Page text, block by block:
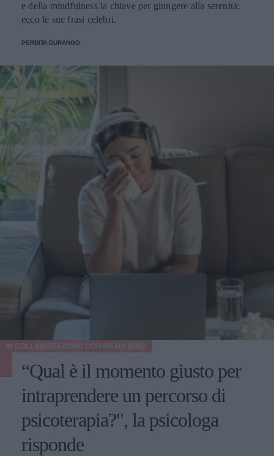
e della mindfulness la chiave per giungere alla serenità:
ecco le sue frasi celebri.
PERDITA DURANGO
“Qual è il momento giusto per
intraprendere un percorso di
psicoterapia?", la psicologa
risponde
IN COLLABORAZIONE CON MAMA MIND